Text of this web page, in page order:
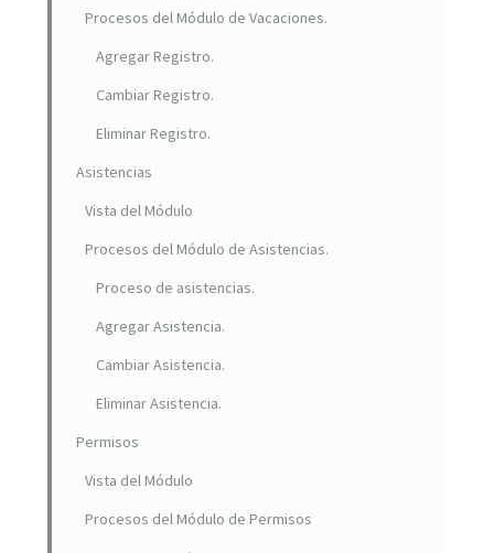
Procesos del Módulo de Vacaciones.
Agregar Registro.
Cambiar Registro.
Eliminar Registro.
Asistencias
Vista del Módulo
Procesos del Módulo de Asistencias.
Proceso de asistencias.
Agregar Asistencia.
Cambiar Asistencia.
Eliminar Asistencia.
Permisos
Vista del Módulo
Procesos del Módulo de Permisos